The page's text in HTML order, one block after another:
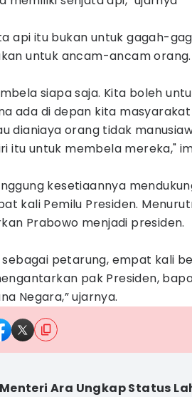
api itu bukan untuk gagah-
untuk ancam-ancam
siapa saja. Kita boleh
ada di depan kita
dianiaya orang tidak
itu untuk membela mereka,"
kesetiaannya
kali Pemilu Presiden.
Prabowo menjadi presiden.
sebagai petarung, empat kali
pak Presiden,
Negara,” ujarnya.
Menteri Ara Ungkap Status